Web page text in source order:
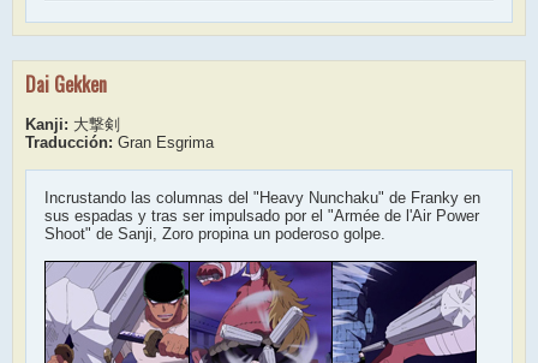
Dai Gekken
Kanji: 大撃剣
Traducción: Gran Esgrima
Incrustando las columnas del "Heavy Nunchaku" de Franky en
sus espadas y tras ser impulsado por el "Armée de l'Air Power
Shoot" de Sanji, Zoro propina un poderoso golpe.